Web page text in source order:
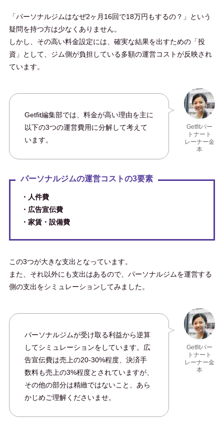
「パーソナルジムはなぜ2ヶ月16回で18万円もするの？」という
疑問を持つ方は少なくありません。
しかし、その高い料金設定には、確実な結果を出すための「投
資」として、ジム側が負担している多額の運営コストが反映され
ています。
Getfitパー
トナート
レーナー金
本
Getfit編集部では、料金が高い理由を主に
以下の3つの運営費用に分解して考えて
います。
パーソナルジムの運営コストの3要素
・人件費
・広告宣伝費
・家賃・設備費
この3つが大きな支出となっています。
また、それ以外にも支出はあるので、パーソナルジムを運営する
側の支出をシミュレーションしてみました。
Getfitパー
トナート
レーナー金
本
パーソナルジムが受け取る利益から逆算
してシミュレーションをしています。広
告宣伝費は売上の20-30%程度、決済手
数料も売上の3%程度とされていますが、
その他の部分は精緻ではないこと、あら
かじめご理解くださいませ。